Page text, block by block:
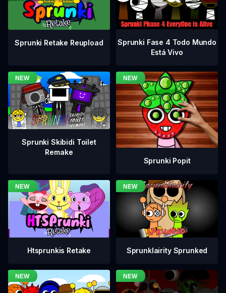
Sprunki Retake Reupload
Sprunki Fase 4 Todo Mundo
Está Vivo
Sprunki Skibidi Toilet
Remake
Sprunki Popit
Htsprunkis Retake Sprunklairity Sprunked